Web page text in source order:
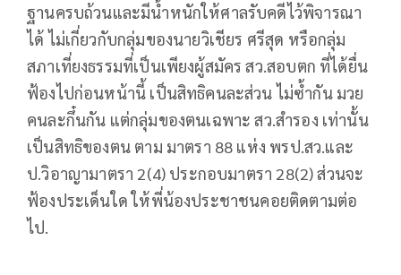
ฐานครบถ้วนและมีน้ำหนักให้ศาลรับคดีไว้พิจารณา
ได้ ไม่เกี่ยวกับกลุ่มของนายวิเชียร ศรีสุด หรือกลุ่ม
สภาเที่ยงธรรมที่เป็นเพียงผู้สมัคร สว.สอบตก ที่ได้ยื่น
ฟ้องไปก่อนหน้านี้ เป็นสิทธิคนละส่วน ไม่ซ้ำกัน มวย
คนละกึ๋นกัน แต่กลุ่มของตนเฉพาะ สว.สำรอง เท่านั้น
เป็นสิทธิของตน ตาม มาตรา 88 แห่ง พรป.สว.และ
ป.วิอาญามาตรา 2(4) ประกอบมาตรา 28(2) ส่วนจะ
ฟ้องประเด็นใด ให้พี่น้องประชาชนคอยติดตามต่อ
ไป.